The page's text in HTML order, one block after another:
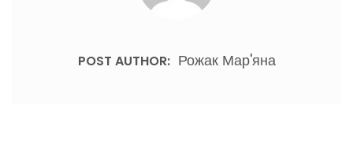
POST AUTHOR: Рожак Мар'яна